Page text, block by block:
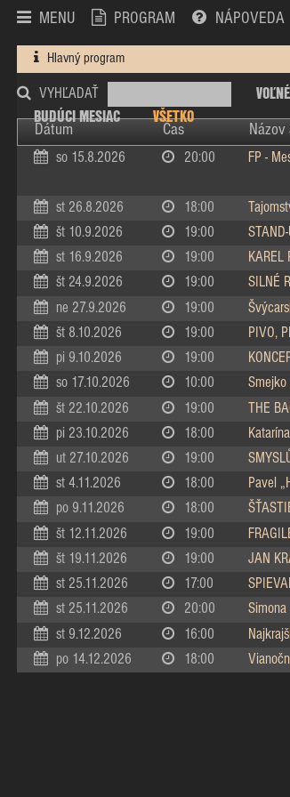
MENU PROGRAM NÁPOVEDA
Hlavný program
VYHĽADAŤ VOĽNÉ
BUDÚCI MESIAC
VŠETKO
Dátum Čas Názov
so 15.8.2026 20:00 FP -
st 26.8.2026 18:00
št 10.9.2026 19:00
st 16.9.2026 19:00 KAREL
št 24.9.2026 19:00 SILNÉ
ne 27.9.2026 19:00
št 8.10.2026 19:00 PIVO,
pi 9.10.2026 19:00
so 17.10.2026 10:00 Smejko
št 22.10.2026 19:00 THE
pi 23.10.2026 18:00
ut 27.10.2026 19:00
st 4.11.2026 18:00 Pavel
po 9.11.2026 18:00
št 12.11.2026 19:00
št 19.11.2026 19:00 JAN
st 25.11.2026 17:00
st 25.11.2026 20:00 Simona
st 9.12.2026 16:00
po 14.12.2026 18:00